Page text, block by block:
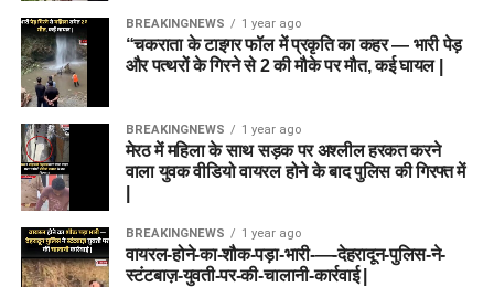
BREAKINGNEWS 1 year ago
“चकराता के टाइगर फॉल में प्रकृति का कहर — भारी पेड़
और पत्थरों के गिरने से 2 की मौके पर मौत, कई घायल |
BREAKINGNEWS 1 year ago
मेरठ में महिला के साथ सड़क पर अश्लील हरकत करने
वाला युवक वीडियो वायरल होने के बाद पुलिस की गिरफ्त में
BREAKINGNEWS 1 year ago
वायरल-होने-का-शौक-पड़ा-भारी-—-देहरादून-पुलिस-ने-
स्टंटबाज़-युवती-पर-की-चालानी-कार्रवाई |